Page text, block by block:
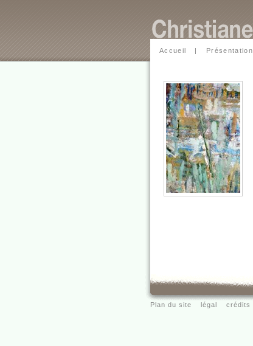
Accueil | Présentation
Plan du site légal crédits